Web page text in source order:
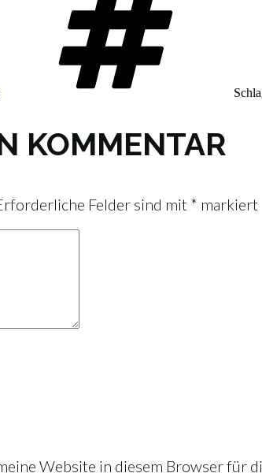
KOMMENTAR
Felder sind mit * markiert
Website in diesem Browser für